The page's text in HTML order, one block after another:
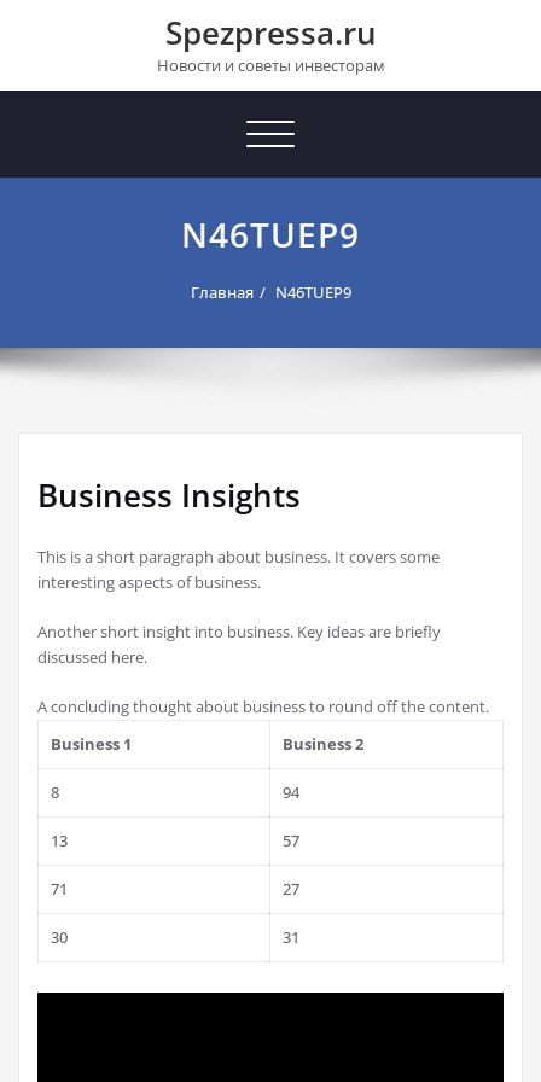
Spezpressa.ru
Новости и советы инвесторам
Toggle
N46TUEP9
Главная N46TUEP9
Business Insights
This is a short paragraph about business. It covers some
interesting aspects of business.
Another short insight into business. Key ideas are briefly
discussed here.
A concluding thought about business to round off the content.
Business 1
Business 2
8 94
13 57
71 27
30 31